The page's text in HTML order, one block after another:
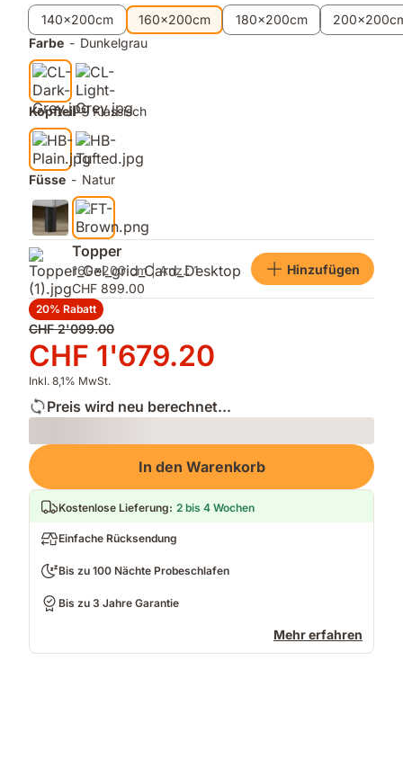
140x200cm
160x200cm 180x200cm
Farbe - Dunkelgrau
Kopfteil - Klassisch
Füsse - Natur
Topper
160x200 cm | Anz.: 1
CHF 899.00
Hinzufügen
20% Rabatt
Ursprünglicher
Preis
CHF 2'099.00
CHF 2'099.00
Preis
CHF 1'679.20
CHF 1'679.20
Inkl. 8,1% MwSt.
Preis wird neu berechnet...
Loading
In den Warenkorb
Kostenlose Lieferung: 2 bis 4 Wochen
Einfache Rücksendung
Bis zu 100 Nächte Probeschlafen
Bis zu 3 Jahre Garantie
Mehr erfahren